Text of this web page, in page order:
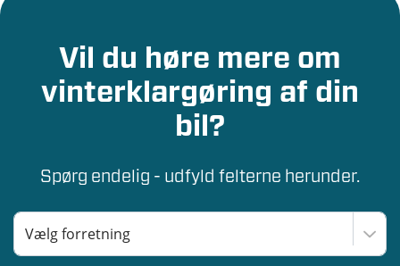
Vil du høre mere om
vinterklargøring af din
bil?
Spørg endelig - udfyld felterne herunder.